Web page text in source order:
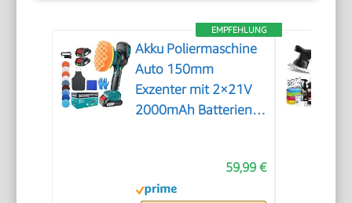
EMPFEHLUNG
Akku Poliermaschine
Auto 150mm
Exzenter mit 2×21V
2000mAh Batterien,
Kabellose Auto
59,99 €